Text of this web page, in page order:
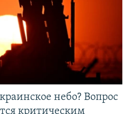
небо? Вопрос
критическим